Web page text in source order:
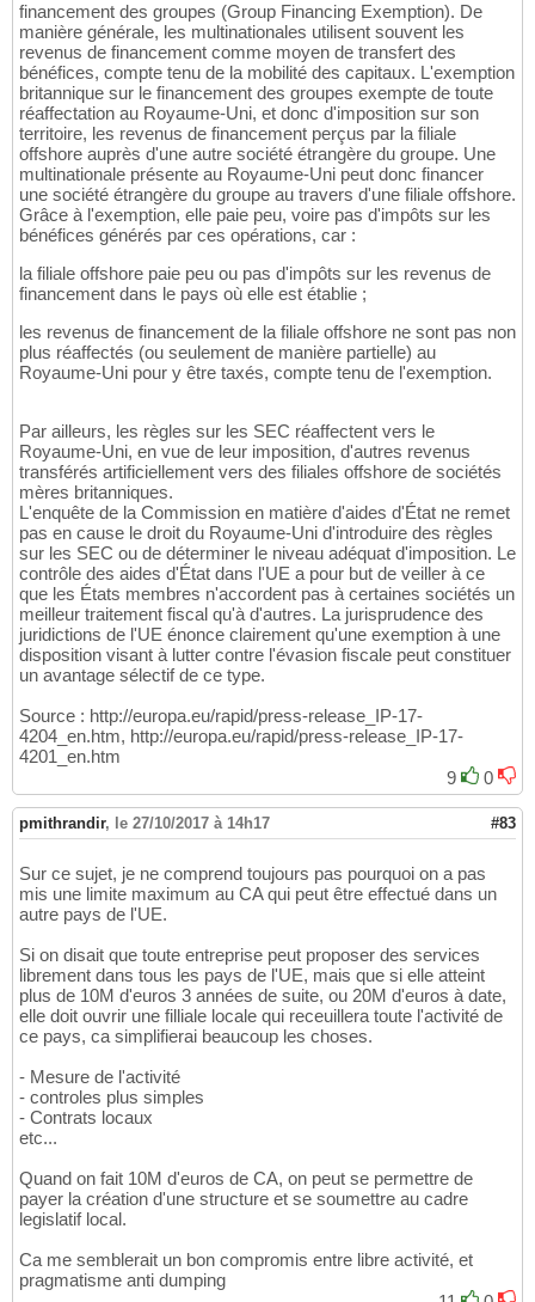
financement des groupes (Group Financing Exemption). De
manière générale, les multinationales utilisent souvent les
revenus de financement comme moyen de transfert des
bénéfices, compte tenu de la mobilité des capitaux. L'exemption
britannique sur le financement des groupes exempte de toute
réaffectation au Royaume-Uni, et donc d'imposition sur son
territoire, les revenus de financement perçus par la filiale
offshore auprès d'une autre société étrangère du groupe. Une
multinationale présente au Royaume-Uni peut donc financer
une société étrangère du groupe au travers d'une filiale offshore.
Grâce à l'exemption, elle paie peu, voire pas d'impôts sur les
bénéfices générés par ces opérations, car :
la filiale offshore paie peu ou pas d'impôts sur les revenus de
financement dans le pays où elle est établie ;
les revenus de financement de la filiale offshore ne sont pas non
plus réaffectés (ou seulement de manière partielle) au
Royaume-Uni pour y être taxés, compte tenu de l'exemption.
Par ailleurs, les règles sur les SEC réaffectent vers le
Royaume-Uni, en vue de leur imposition, d'autres revenus
transférés artificiellement vers des filiales offshore de sociétés
mères britanniques.
L'enquête de la Commission en matière d'aides d'État ne remet
pas en cause le droit du Royaume-Uni d'introduire des règles
sur les SEC ou de déterminer le niveau adéquat d'imposition. Le
contrôle des aides d'État dans l'UE a pour but de veiller à ce
que les États membres n'accordent pas à certaines sociétés un
meilleur traitement fiscal qu'à d'autres. La jurisprudence des
juridictions de l'UE énonce clairement qu'une exemption à une
disposition visant à lutter contre l'évasion fiscale peut constituer
un avantage sélectif de ce type.
Source : http://europa.eu/rapid/press-release_IP-17-
4204_en.htm, http://europa.eu/rapid/press-release_IP-17-
4201_en.htm
9
0
pmithrandir, le 27/10/2017 à 14h17 #83
Sur ce sujet, je ne comprend toujours pas pourquoi on a pas
mis une limite maximum au CA qui peut être effectué dans un
autre pays de l'UE.
Si on disait que toute entreprise peut proposer des services
librement dans tous les pays de l'UE, mais que si elle atteint
plus de 10M d'euros 3 années de suite, ou 20M d'euros à date,
elle doit ouvrir une filliale locale qui receuillera toute l'activité de
ce pays, ca simplifierai beaucoup les choses.
- Mesure de l'activité
- controles plus simples
- Contrats locaux
etc...
Quand on fait 10M d'euros de CA, on peut se permettre de
payer la création d'une structure et se soumettre au cadre
legislatif local.
Ca me semblerait un bon compromis entre libre activité, et
pragmatisme anti dumping